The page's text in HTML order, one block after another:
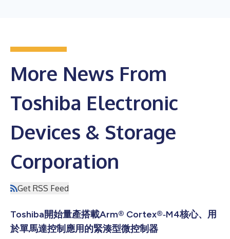
More News From
Toshiba Electronic
Devices & Storage
Corporation
Get RSS Feed
Toshiba開始量產搭載Arm® Cortex®‑M4核心、用
於單馬達控制應用的緊湊型微控制器